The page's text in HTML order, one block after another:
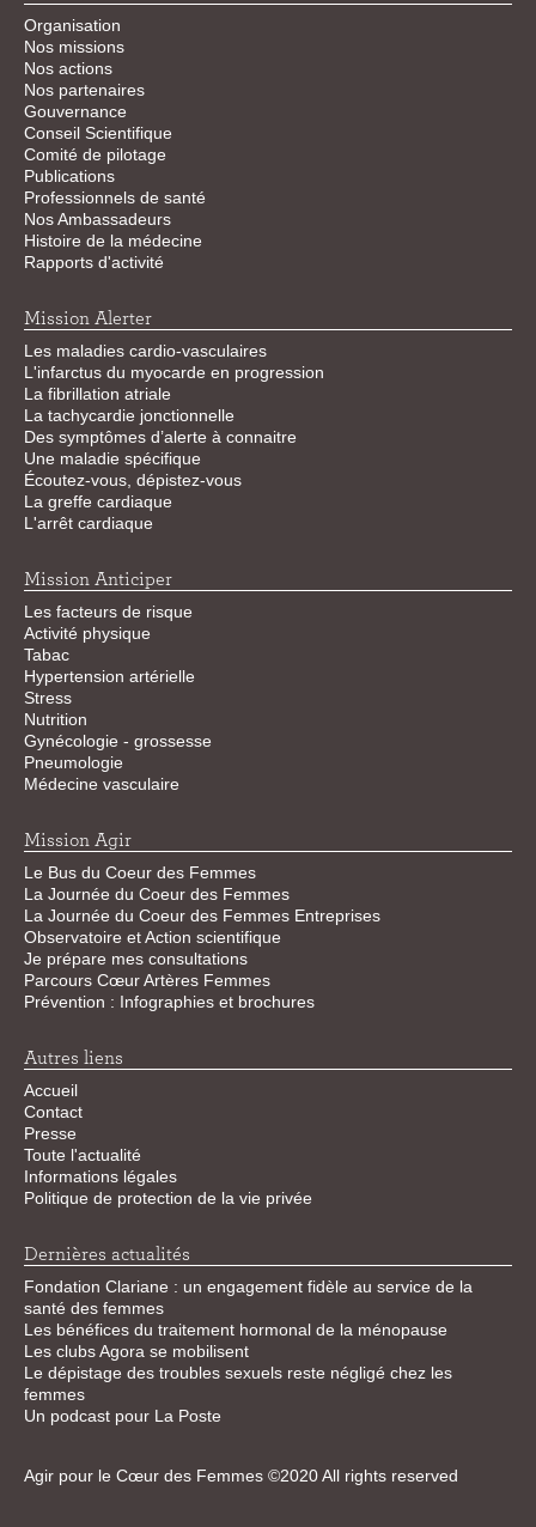
Organisation
Nos missions
Nos actions
Nos partenaires
Gouvernance
Conseil Scientifique
Comité de pilotage
Publications
Professionnels de santé
Nos Ambassadeurs
Histoire de la médecine
Rapports d'activité
Mission Alerter
Les maladies cardio-vasculaires
L'infarctus du myocarde en progression
La fibrillation atriale
La tachycardie jonctionnelle
Des symptômes d’alerte à connaitre
Une maladie spécifique
Écoutez-vous, dépistez-vous
La greffe cardiaque
L'arrêt cardiaque
Mission Anticiper
Les facteurs de risque
Activité physique
Tabac
Hypertension artérielle
Stress
Nutrition
Gynécologie - grossesse
Pneumologie
Médecine vasculaire
Mission Agir
Le Bus du Coeur des Femmes
La Journée du Coeur des Femmes
La Journée du Coeur des Femmes Entreprises
Observatoire et Action scientifique
Je prépare mes consultations
Parcours Cœur Artères Femmes
Prévention : Infographies et brochures
Autres liens
Accueil
Contact
Presse
Toute l'actualité
Informations légales
Politique de protection de la vie privée
Dernières actualités
Fondation Clariane : un engagement fidèle au service de la
santé des femmes
Les bénéfices du traitement hormonal de la ménopause
Les clubs Agora se mobilisent
Le dépistage des troubles sexuels reste négligé chez les
femmes
Un podcast pour La Poste
Agir pour le Cœur des Femmes ©2020 All rights reserved